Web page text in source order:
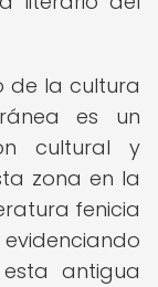
de la cultura
es un
cultural y
zona en la
fenicia
antigua